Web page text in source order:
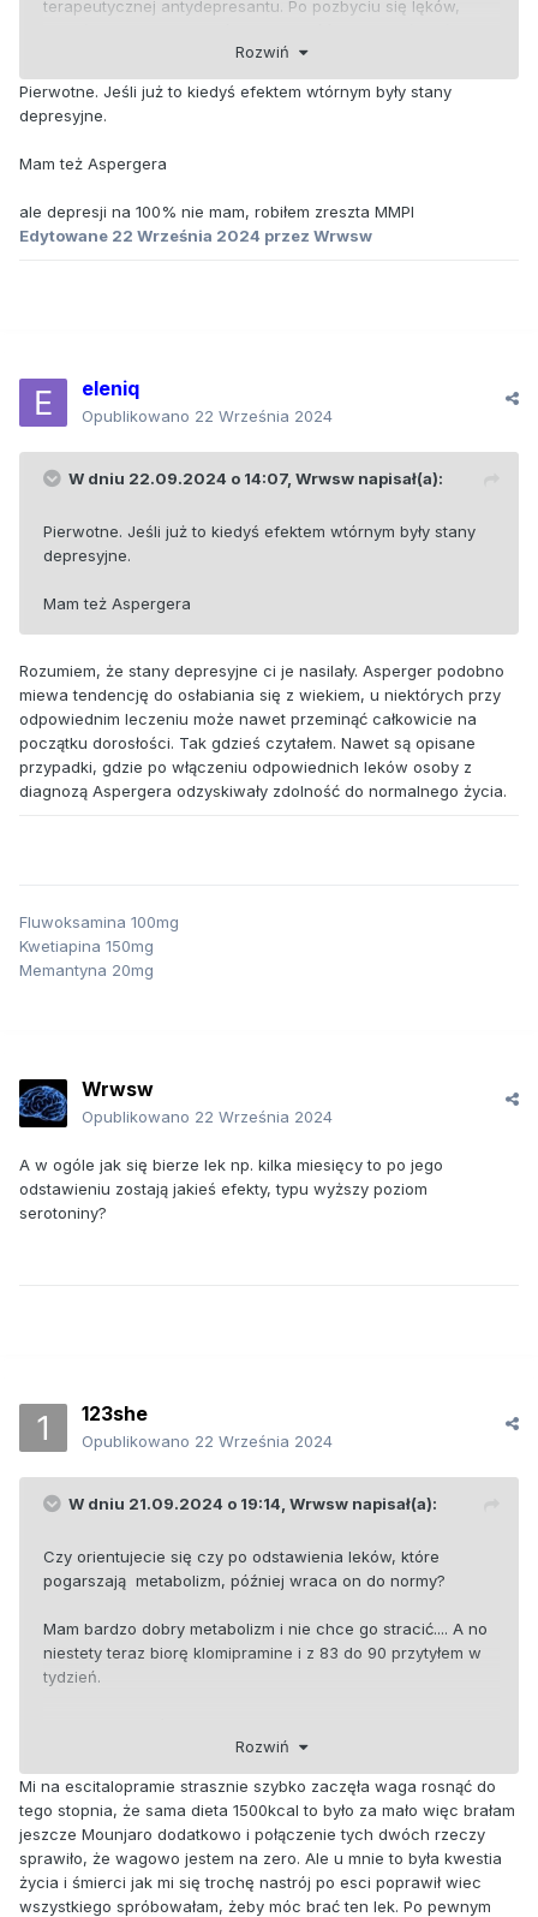
terapeutycznej antydepresantu. Po pozbyciu się lęków,
zwiastunem depresji. A depresję rozpoznałem po
pogarszających się zaburzeniach snu.
Rozwiń
Pierwotne. Jeśli już to kiedyś efektem wtórnym były stany
depresyjne.
Mam też Aspergera
ale depresji na 100% nie mam, robiłem zreszta MMPI
Edytowane 22 Września 2024 przez Wrwsw
eleniq
Opublikowano 22 Września 2024
W dniu 22.09.2024 o 14:07, Wrwsw napisał(a):
Pierwotne. Jeśli już to kiedyś efektem wtórnym były stany
depresyjne.
Mam też Aspergera
Rozumiem, że stany depresyjne ci je nasilały. Asperger podobno
miewa tendencję do osłabiania się z wiekiem, u niektórych przy
odpowiednim leczeniu może nawet przeminąć całkowicie na
początku dorosłości. Tak gdzieś czytałem. Nawet są opisane
przypadki, gdzie po włączeniu odpowiednich leków osoby z
diagnozą Aspergera odzyskiwały zdolność do normalnego życia.
Fluwoksamina 100mg
Kwetiapina 150mg
Memantyna 20mg
Wrwsw
Opublikowano 22 Września 2024
A w ogóle jak się bierze lek np. kilka miesięcy to po jego
odstawieniu zostają jakieś efekty, typu wyższy poziom
serotoniny?
123she
Opublikowano 22 Września 2024
W dniu 21.09.2024 o 19:14, Wrwsw napisał(a):
Czy orientujecie się czy po odstawienia leków, które
pogarszają metabolizm, później wraca on do normy?
Mam bardzo dobry metabolizm i nie chce go stracić.... A no
niestety teraz biorę klomipramine i z 83 do 90 przytyłem w
tydzień.
Rozwiń
Mi na escitalopramie strasznie szybko zaczęła waga rosnąć do
tego stopnia, że sama dieta 1500kcal to było za mało więc brałam
jeszcze Mounjaro dodatkowo i połączenie tych dwóch rzeczy
sprawiło, że wagowo jestem na zero. Ale u mnie to była kwestia
życia i śmierci jak mi się trochę nastrój po esci poprawił wiec
wszystkiego spróbowałam, żeby móc brać ten lek. Po pewnym